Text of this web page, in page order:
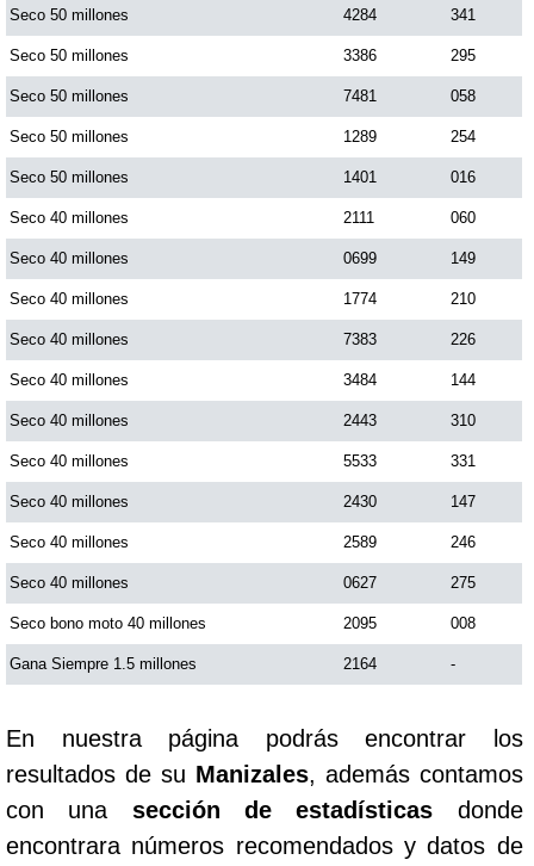
Seco 50 millones 4284 341
Seco 50 millones 3386 295
Seco 50 millones 7481 058
Seco 50 millones 1289 254
Seco 50 millones 1401 016
Seco 40 millones 2111 060
Seco 40 millones 0699 149
Seco 40 millones 1774 210
Seco 40 millones 7383 226
Seco 40 millones 3484 144
Seco 40 millones 2443 310
Seco 40 millones 5533 331
Seco 40 millones 2430 147
Seco 40 millones 2589 246
Seco 40 millones 0627 275
Seco bono moto 40 millones 2095 008
Gana Siempre 1.5 millones 2164 -
En nuestra página podrás encontrar los
resultados de su Manizales, además contamos
con una sección de estadísticas donde
encontrara números recomendados y datos de